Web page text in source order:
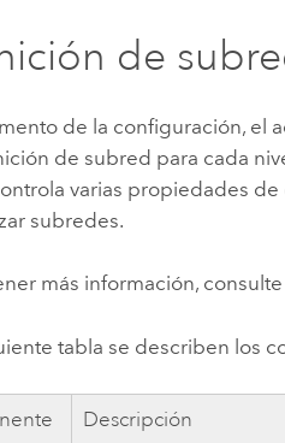
de
de la configuración, el
de subred para cada
varias propiedades
subredes.
más información, consulte
tabla se describen los
Descripción